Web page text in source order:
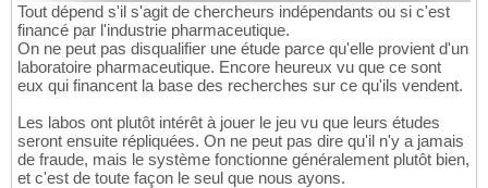
Tout dépend s'il s'agit de chercheurs indépendants ou si c'est
financé par l'industrie pharmaceutique.
On ne peut pas disqualifier une étude parce qu'elle provient d'un
laboratoire pharmaceutique. Encore heureux vu que ce sont
eux qui financent la base des recherches sur ce qu'ils vendent.
Les labos ont plutôt intérêt à jouer le jeu vu que leurs études
seront ensuite répliquées. On ne peut pas dire qu'il n'y a jamais
de fraude, mais le système fonctionne généralement plutôt bien,
et c'est de toute façon le seul que nous ayons.